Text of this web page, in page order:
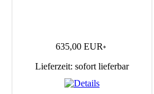
635,00 EUR*
Lieferzeit: sofort lieferbar